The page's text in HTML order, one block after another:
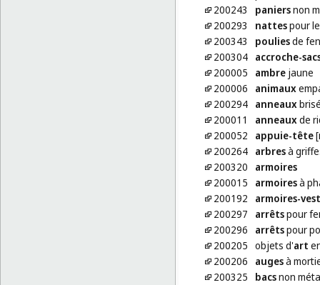
200243
paniersnon
200293
nattespour
200343
pouliesde
200304 accroche-
200005
ambrejaune
200006
animaux
200294 anneaux
200011
anneauxde
200052
appuie-tête
200264 arbresà
200320
armoires
200015
armoiresà
200192
armoires-
200297
arrêtspour
200296
arrêtspour
200205 objets d'art
200206
augesà
200325
bacsnon